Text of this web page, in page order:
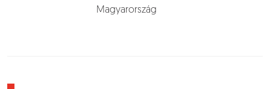
Magyarország